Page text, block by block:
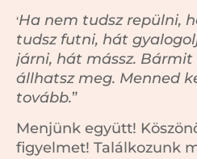
‘Ha nem tudsz repülni,
tudsz futni, hát
járni, hát mássz. Bármit
állhatsz meg. Menned
tovább.”
Menjünk együtt!
figyelmet! Találkozunk